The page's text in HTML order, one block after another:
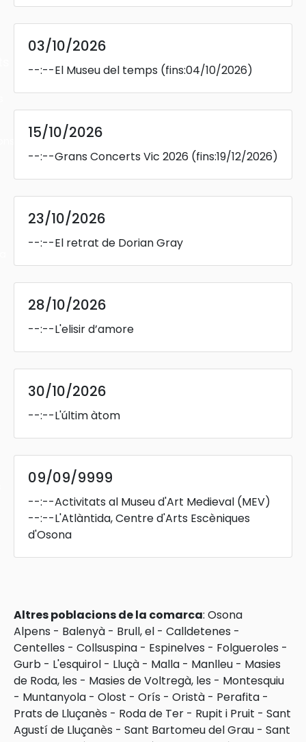
03/10/2026
--:--El Museu del temps (fins:04/10/2026)
15/10/2026
--:--Grans Concerts Vic 2026 (fins:19/12/2026)
23/10/2026
--:--El retrat de Dorian Gray
28/10/2026
--:--L'elisir d’amore
30/10/2026
--:--L'últim àtom
09/09/9999
--:--Activitats al Museu d'Art Medieval (MEV)
--:--L'Atlàntida, Centre d'Arts Escèniques
d'Osona
Altres poblacions de la comarca: Osona
Alpens - Balenyà - Brull, el - Calldetenes -
Centelles - Collsuspina - Espinelves - Folgueroles -
Gurb - L'esquirol - Lluçà - Malla - Manlleu - Masies
de Roda, les - Masies de Voltregà, les - Montesquiu
- Muntanyola - Olost - Orís - Oristà - Perafita -
Prats de Lluçanès - Roda de Ter - Rupit i Pruit - Sant
Agustí de Lluçanès - Sant Bartomeu del Grau - Sant